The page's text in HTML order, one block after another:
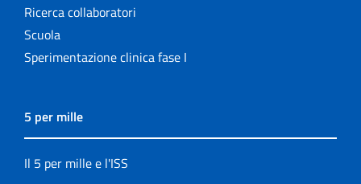
Ricerca collaboratori
Scuola
Sperimentazione clinica fase I
5 per mille
Il 5 per mille e l'ISS